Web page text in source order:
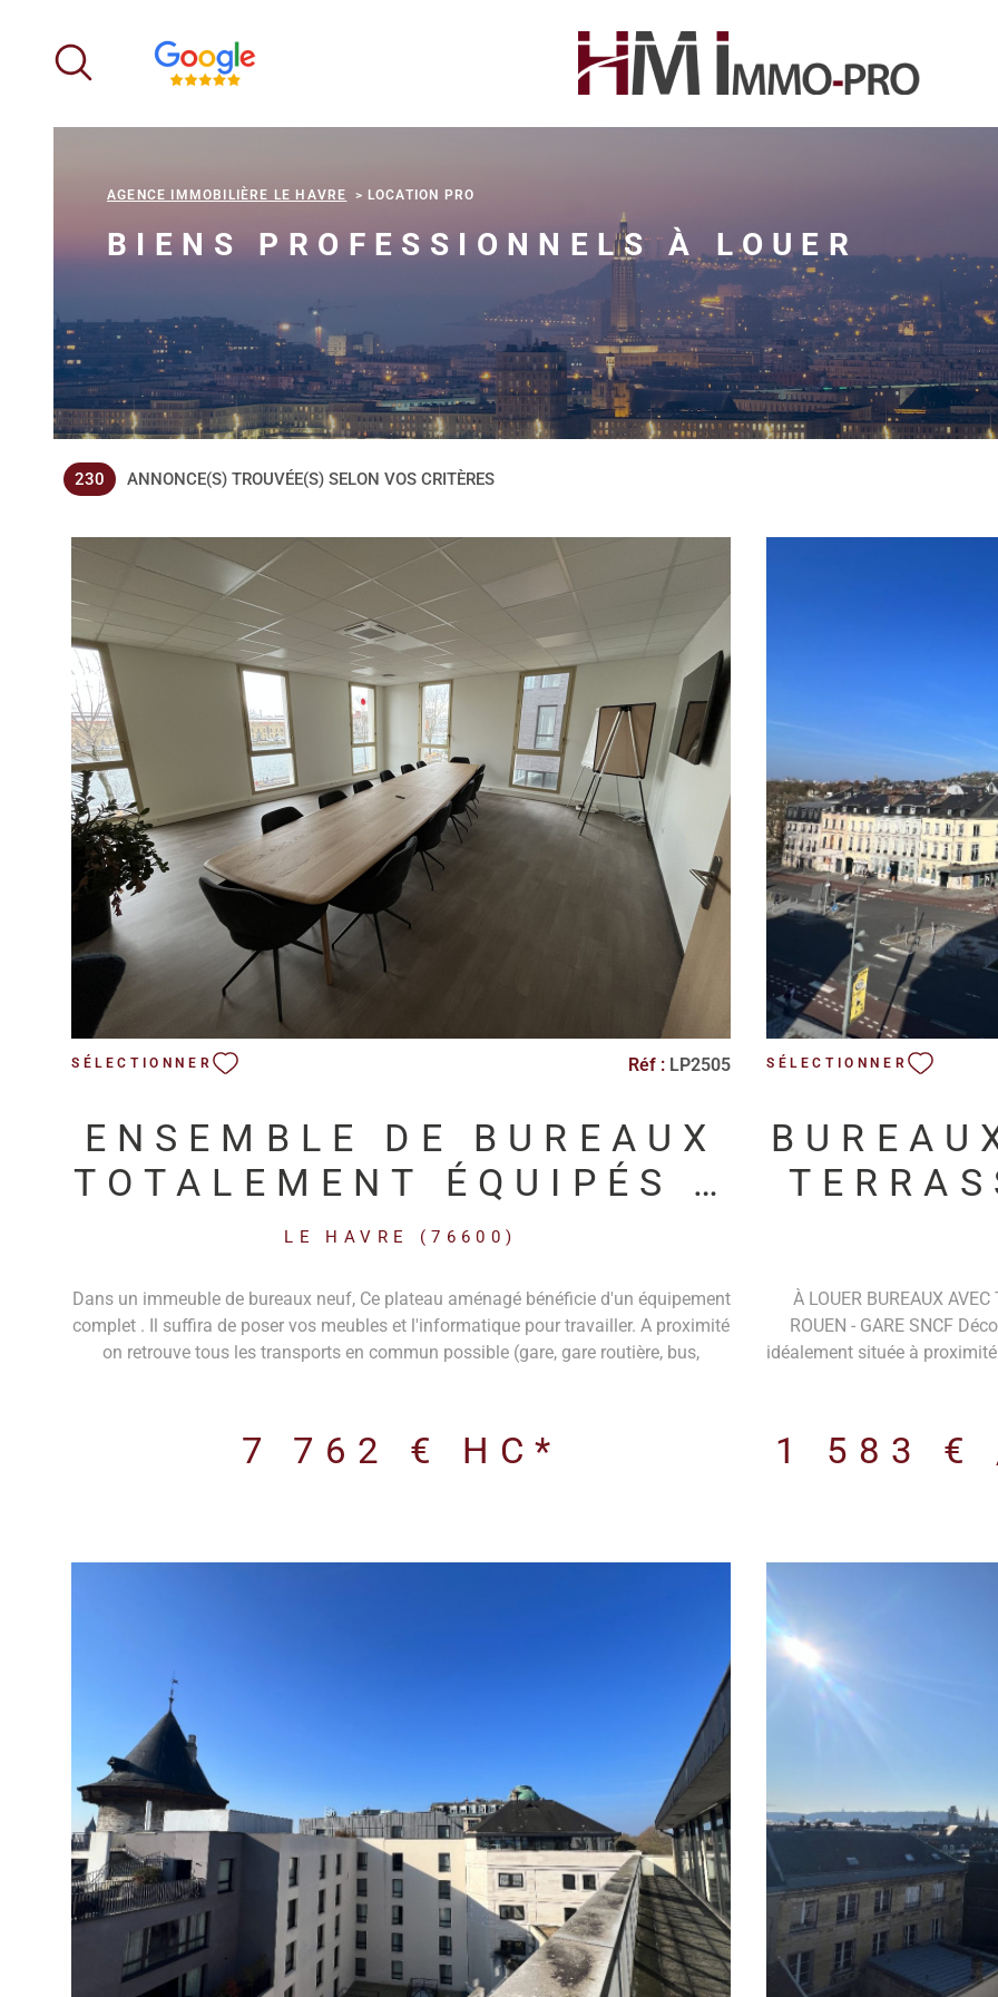
contenu
AGENCE IMMOBILIÈRE LE HAVRE LOCATION PRO
BIENS PROFESSIONNELS À LOUER
DE L'IMMO PRO DE L'IMMO PRO
Type de commerce
230 ANNONCE(S) TROUVÉE(S) SELON VOS CRITÈRES
VOIR LE BIEN
SÉLECTIONNER Réf : LP2505
ENSEMBLE DE BUREAUX
TOTALEMENT ÉQUIPÉS À
LOUER AU HAVRE
LE HAVRE (76600)
Dans un immeuble de bureaux neuf, Ce plateau aménagé bénéficie d'un équipement
complet . Il suffira de poser vos meubles et l'informatique pour travailler. A proximité
on retrouve tous les transports en commun possible (gare, gare routière, bus,
7 762 € HC*
SÉLECTIONNER
GARE
À LOUER BUREAUX
ROUEN - GARE SNCF
idéalement située à
97m² au 4ᵉ et dernier
panorama exceptionnel
avec câblage intégré
à pied de la Gare SNCF
sous-sol disponibles en
Location bureaux :
Atouts majeurs Terrasses
central Parking
1 583 €
VOIR LE BIEN